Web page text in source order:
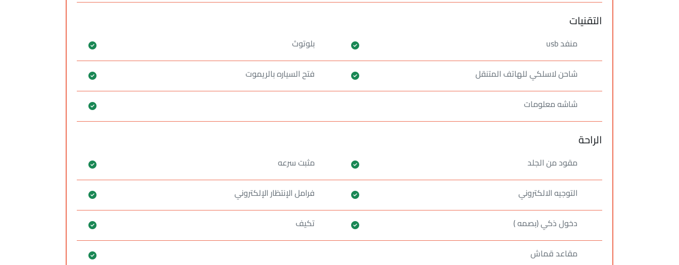
التقنيات
منفد usb
بلوتوث
شاحن لاسلكي للهاتف المتنقل
فتح السياره بالريموت
شاشه معلومات
الراحة
مقود من الجلد
مثبت سرعه
التوجيه الالكتروني
فرامل الإنتظار الإلكتروني
دخول ذكي (بصمه )
تكيف
مقاعد قماش